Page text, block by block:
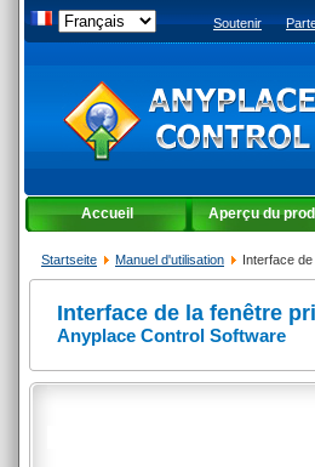
Accueil Aperçu du
Startseite Manuel d'utilisation Interface
Interface de la fenêtre
Anyplace Control Software
Soutenir